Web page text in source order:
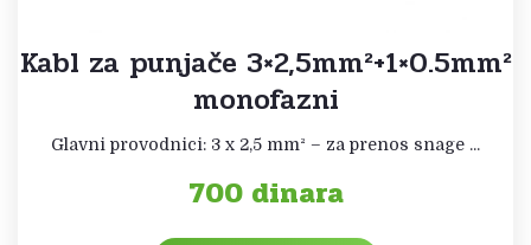
Kabl za punjače 3×2,5mm²+1×0.5mm²
monofazni
Glavni provodnici: 3 x 2,5 mm² – za prenos snage ...
700 dinara